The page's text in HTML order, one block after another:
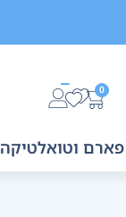
0
פארם וטואלטיקה